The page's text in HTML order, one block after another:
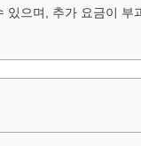
으며, 추가 요금이